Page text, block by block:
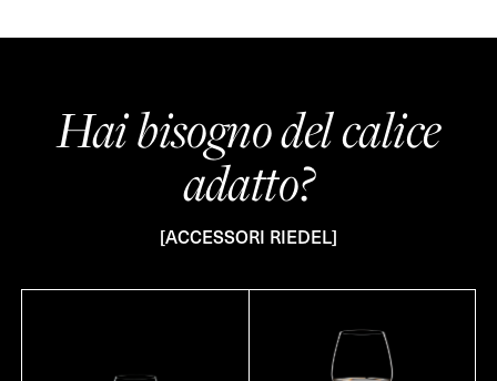
Hai bisogno del calice
adatto?
[ACCESSORI RIEDEL]